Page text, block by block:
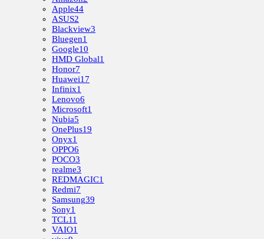
Apple44
ASUS2
Blackview3
Bluegen1
Google10
HMD Global1
Honor7
Huawei17
Infinix1
Lenovo6
Microsoft1
Nubia5
OnePlus19
Onyx1
OPPO6
POCO3
realme3
REDMAGIC1
Redmi7
Samsung39
Sony1
TCL11
VAIO1